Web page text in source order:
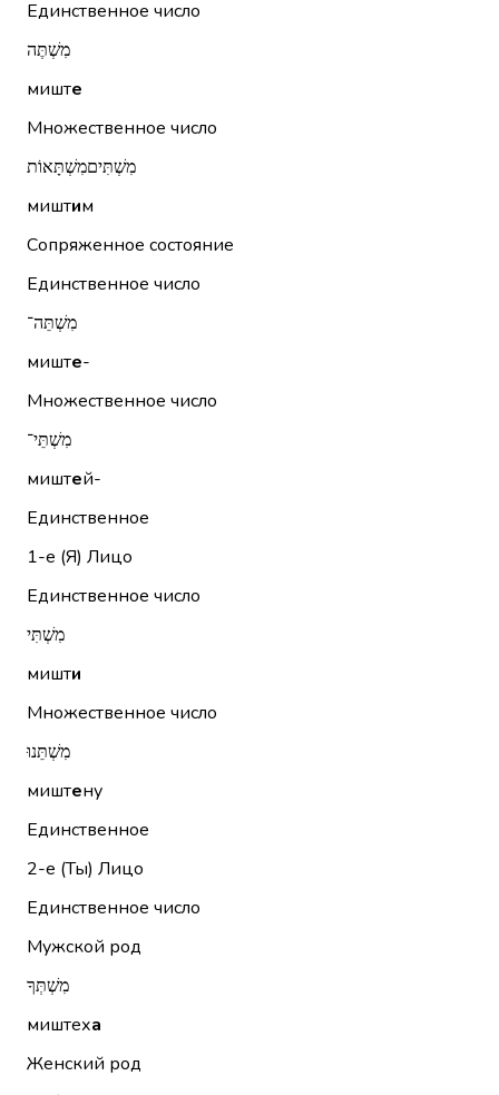
Единственное число
מִשְׁתֶּה
миште
Множественное число
מִשְׁתִּיםמִשְׁתָּאוֹת
миштим
Сопряженное состояние
Единственное число
מִשְׁתֵּה־
миште-
Множественное число
מִשְׁתֵּי־
миштей-
Единственное
1-е (Я) Лицо
Единственное число
מִשְׁתִּי
мишти
Множественное число
מִשְׁתֵּנוּ
миштену
Единственное
2-е (Ты) Лицо
Единственное число
Мужской род
מִשְׁתְּךָ
миштеха
Женский род